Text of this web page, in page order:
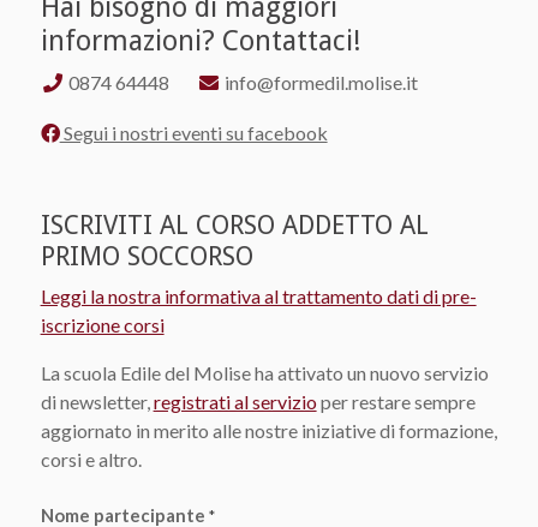
Hai bisogno di maggiori
informazioni? Contattaci!
0874 64448 info@formedil.molise.it
Segui i nostri eventi su facebook
Nuova
iscrizione
corsi
2021
ISCRIVITI AL CORSO ADDETTO AL
PRIMO SOCCORSO
Leggi la nostra informativa al trattamento dati di pre-
iscrizione corsi
La scuola Edile del Molise ha attivato un nuovo servizio
di newsletter, registrati al servizioper restare sempre
aggiornato in merito alle nostre iniziative di formazione,
corsi e altro.
Nome partecipante *